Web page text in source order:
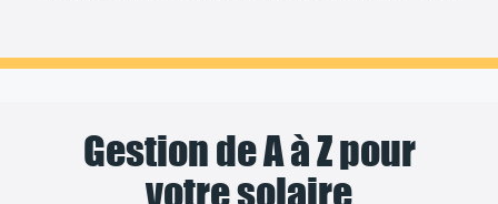
Gestion de A à Z pour
votre solaire